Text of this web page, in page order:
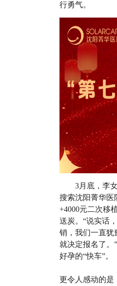
行勇气。
3月底，李
搜索沈阳菁华
+4000元二次移
送炭。“说实话
销，我们一直犹
就决定报名了。
好孕的“快车”。
更令人感动的是